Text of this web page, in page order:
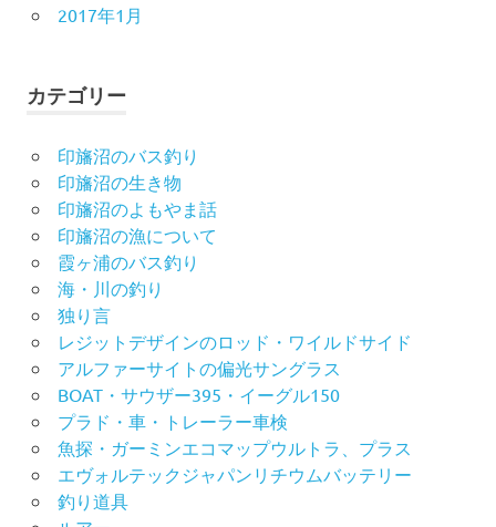
2017年1月
カテゴリー
印旛沼のバス釣り
印旛沼の生き物
印旛沼のよもやま話
印旛沼の漁について
霞ヶ浦のバス釣り
海・川の釣り
独り言
レジットデザインのロッド・ワイルドサイド
アルファーサイトの偏光サングラス
BOAT・サウザー395・イーグル150
プラド・車・トレーラー車検
魚探・ガーミンエコマップウルトラ、プラス
エヴォルテックジャパンリチウムバッテリー
釣り道具